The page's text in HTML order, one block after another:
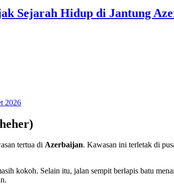
Sejarah Hidup di Jantung
2026
tertua di Azerbaijan. Kawasan ini terletak di
kokoh. Selain itu, jalan sempit berlapis batu